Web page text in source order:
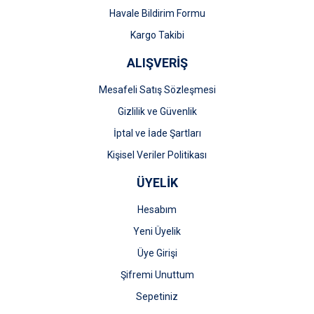
Gönder
Havale Bildirim Formu
Kargo Takibi
ALIŞVERİŞ
Mesafeli Satış Sözleşmesi
Gizlilik ve Güvenlik
İptal ve İade Şartları
Kişisel Veriler Politikası
ÜYELİK
Hesabım
Yeni Üyelik
Üye Girişi
Şifremi Unuttum
Sepetiniz